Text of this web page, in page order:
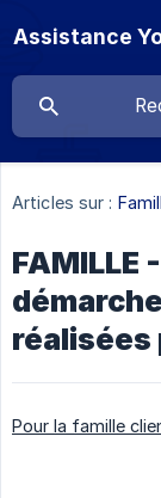
Assistance
Articles sur :
FAMILLE
réalisées
Pour la famille